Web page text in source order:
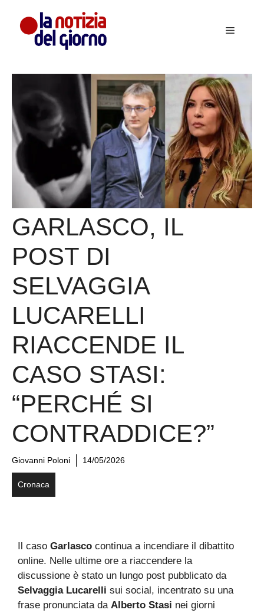
contenuto
Menu
GARLASCO, IL
POST DI
SELVAGGIA
LUCARELLI
RIACCENDE IL
CASO STASI:
“PERCHÉ SI
CONTRADDICE?”
Giovanni Poloni 14/05/2026
Cronaca
Il caso Garlasco continua a incendiare il dibattito
online. Nelle ultime ore a riaccendere la
discussione è stato un lungo post pubblicato da
Selvaggia Lucarelli sui social, incentrato su una
frase pronunciata da Alberto Stasi nei giorni